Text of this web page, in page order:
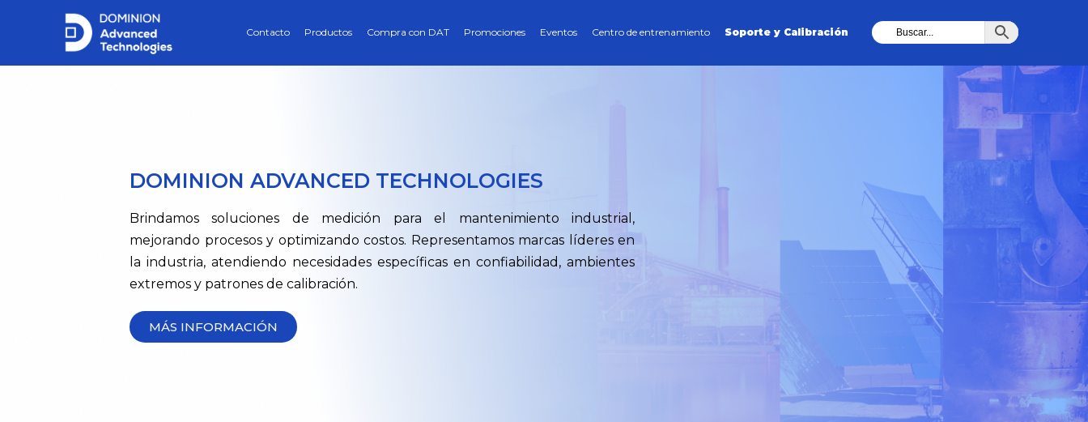
Contacto Productos Compra con DAT Promociones Eventos Centro de entrenamiento Soporte y Calibración
DOMINION ADVANCED TECHNOLOGIES
Brindamos soluciones de medición para el mantenimiento industrial,
mejorando procesos y optimizando costos. Representamos marcas líderes en
la industria, atendiendo necesidades específicas en confiabilidad, ambientes
extremos y patrones de calibración.
MÁS INFORMACIÓN